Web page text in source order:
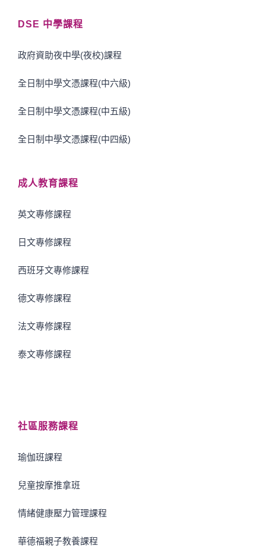
DSE 中學課程
政府資助夜中學(夜校)課程
全日制中學文憑課程(中六級)
全日制中學文憑課程(中五級)
全日制中學文憑課程(中四級)
成人教育課程
英文專修課程
日文專修課程
西班牙文專修課程
德文專修課程
法文專修課程
泰文專修課程
社區服務課程
瑜伽班課程
兒童按摩推拿班
情緒健康壓力管理課程
華德福親子教養課程